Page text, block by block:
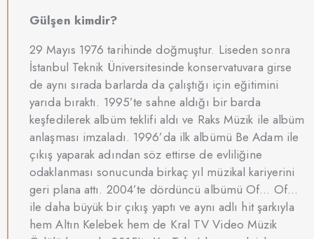
Gülşen kimdir?
29 Mayıs 1976 tarihinde doğmuştur. Liseden sonra
İstanbul Teknik Üniversitesinde konservatuvara girse
de aynı sırada barlarda da çalıştığı için eğitimini
yarıda bıraktı. 1995’te sahne aldığı bir barda
keşfedilerek albüm teklifi aldı ve Raks Müzik ile albüm
anlaşması imzaladı. 1996’da ilk albümü Be Adam ile
çıkış yaparak adından söz ettirse de evliliğine
odaklanması sonucunda birkaç yıl müzikal kariyerini
geri plana attı. 2004’te dördüncü albümü Of… Of…
ile daha büyük bir çıkış yaptı ve aynı adlı hit şarkıyla
hem Altın Kelebek hem de Kral TV Video Müzik